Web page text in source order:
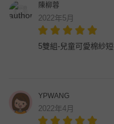
陳柳蓉
2022年5月
5雙組-兒童可愛棉紗
YPWANG
2022年4月